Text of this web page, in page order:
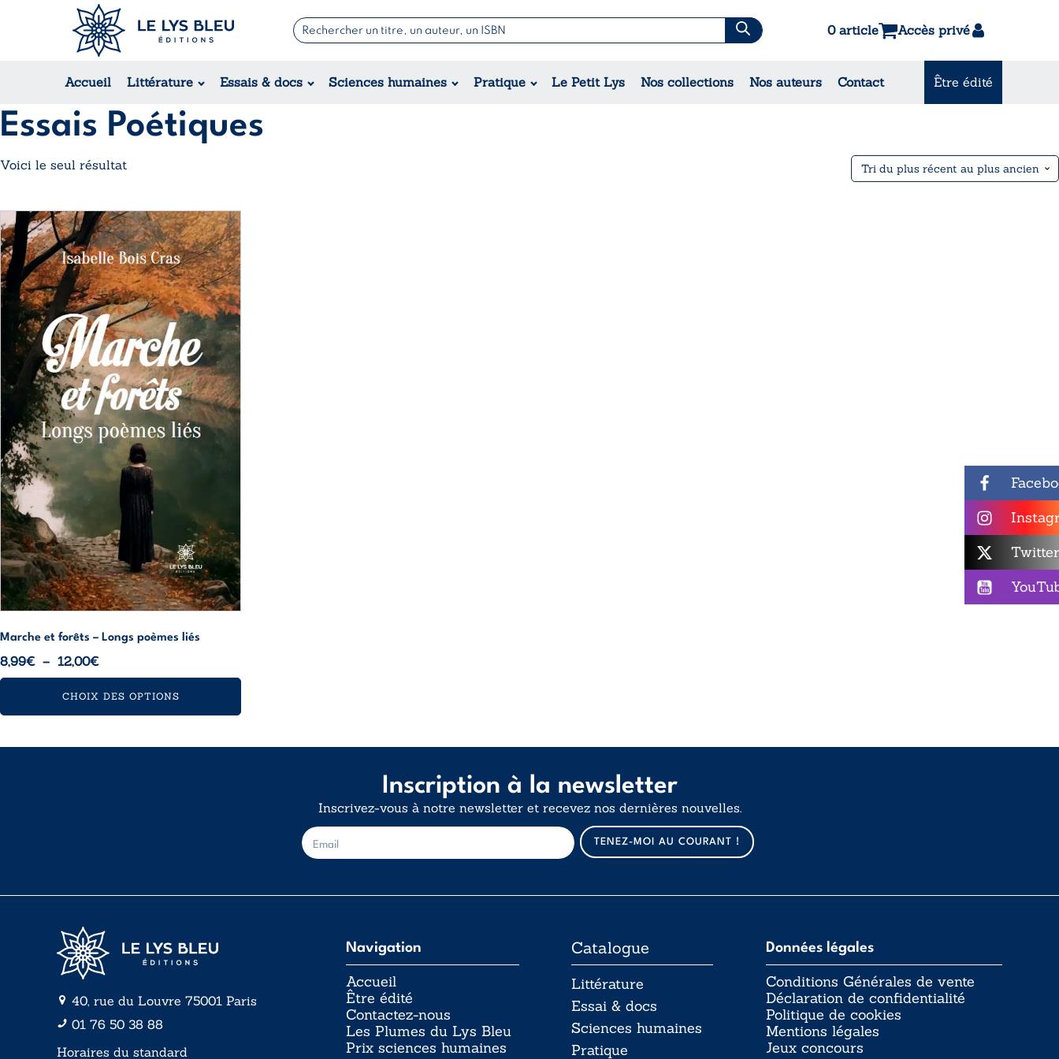
0 article Accès privé
Accueil Littérature Essais & docs Sciences humaines Pratique Le Petit Lys Nos collections Nos auteurs Contact Être édité
Romans
Suspense / Thriller / Policier
Fantastique
Science-fiction
Romance
Jeunesse
Nouvelles & Contes
Théâtre
Essais Poétiques
Voici le seul résultat
Marche et forêts – Longs poèmes liés
8,99€ – 12,00€Plage
de
prix :
8,99€
CHOIX DES OPTIONS
Ce
produit
a
plusieurs
variations.
Les
options
peuvent
être
choisies
sur
la
page
du
produit
Inscription à la newsletter
Inscrivez-vous à notre newsletter et recevez nos dernières nouvelles.
m
i
E
-
m
i
TENEZ-MOI AU COURANT !
40, rue du Louvre 75001 Paris
01 76 50 38 88
Horaires du standard
Navigation
Accueil
Être édité
Contactez-nous
Les Plumes du Lys Bleu
Prix sciences humaines
Catalogue
Littérature
Essai & docs
Sciences humaines
Pratique
Données légales
Conditions Générales de vente
Déclaration de confidentialité
Politique de cookies
Mentions légales
Jeux concours
Twitter